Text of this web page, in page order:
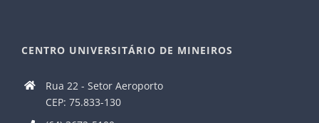
CENTRO UNIVERSITÁRIO DE MINEIROS
Rua 22 - Setor Aeroporto
CEP: 75.833-130